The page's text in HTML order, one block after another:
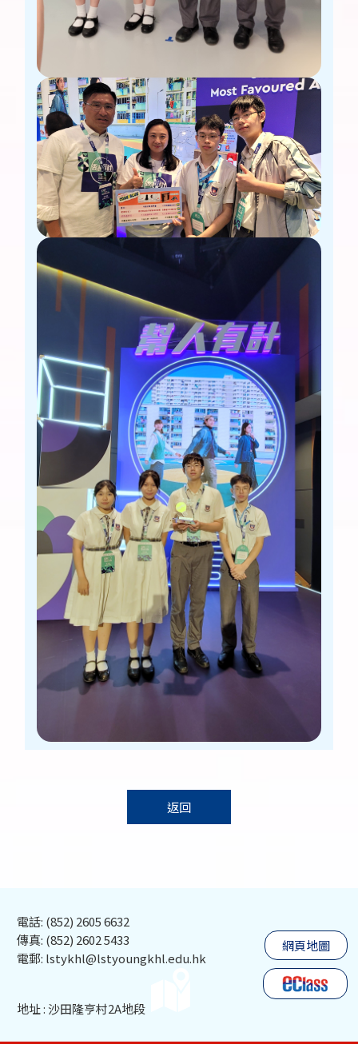
返回
電話: (852) 2605 6632
傳真: (852) 2602 5433
電郵: lstykhl@lstyoungkhl.edu.hk
地址 : 沙田隆亨村2A地段
網頁地圖